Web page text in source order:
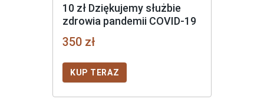
10 zł Dziękujemy służbie
zdrowia pandemii COVID-19
350 zł
KUP TERAZ